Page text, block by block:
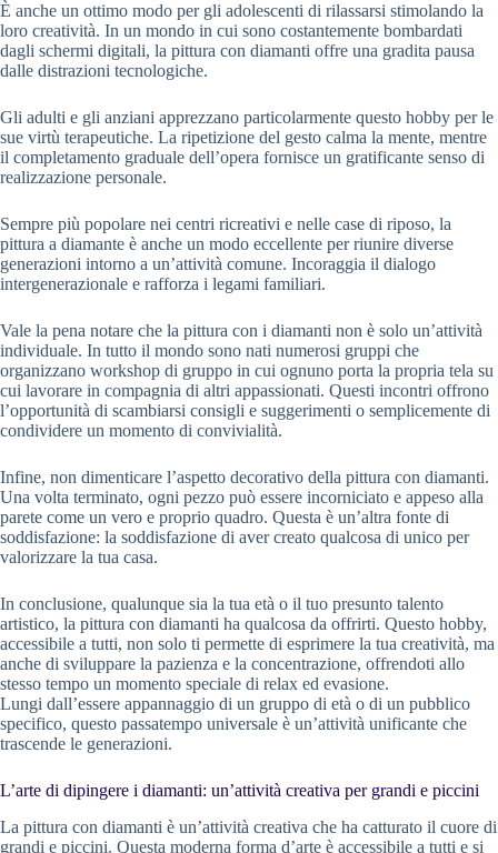
È anche un ottimo modo per gli adolescenti di rilassarsi stimolando la
loro creatività. In un mondo in cui sono costantemente bombardati
dagli schermi digitali, la pittura con diamanti offre una gradita pausa
dalle distrazioni tecnologiche.
Gli adulti e gli anziani apprezzano particolarmente questo hobby per le
sue virtù terapeutiche. La ripetizione del gesto calma la mente, mentre
il completamento graduale dell’opera fornisce un gratificante senso di
realizzazione personale.
Sempre più popolare nei centri ricreativi e nelle case di riposo, la
pittura a diamante è anche un modo eccellente per riunire diverse
generazioni intorno a un’attività comune. Incoraggia il dialogo
intergenerazionale e rafforza i legami familiari.
Vale la pena notare che la pittura con i diamanti non è solo un’attività
individuale. In tutto il mondo sono nati numerosi gruppi che
organizzano workshop di gruppo in cui ognuno porta la propria tela su
cui lavorare in compagnia di altri appassionati. Questi incontri offrono
l’opportunità di scambiarsi consigli e suggerimenti o semplicemente di
condividere un momento di convivialità.
Infine, non dimenticare l’aspetto decorativo della pittura con diamanti.
Una volta terminato, ogni pezzo può essere incorniciato e appeso alla
parete come un vero e proprio quadro. Questa è un’altra fonte di
soddisfazione: la soddisfazione di aver creato qualcosa di unico per
valorizzare la tua casa.
In conclusione, qualunque sia la tua età o il tuo presunto talento
artistico, la pittura con diamanti ha qualcosa da offrirti. Questo hobby,
accessibile a tutti, non solo ti permette di esprimere la tua creatività, ma
anche di sviluppare la pazienza e la concentrazione, offrendoti allo
stesso tempo un momento speciale di relax ed evasione.
Lungi dall’essere appannaggio di un gruppo di età o di un pubblico
specifico, questo passatempo universale è un’attività unificante che
trascende le generazioni.
L’arte di dipingere i diamanti: un’attività creativa per grandi e piccini
La pittura con diamanti è un’attività creativa che ha catturato il cuore di
grandi e piccini. Questa moderna forma d’arte è accessibile a tutti e si